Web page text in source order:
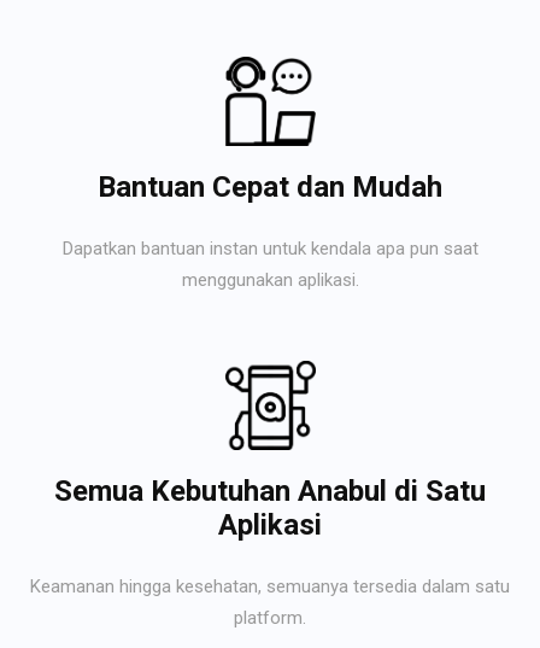
Bantuan Cepat dan Mudah
Dapatkan bantuan instan untuk kendala apa pun saat
menggunakan aplikasi.
Semua Kebutuhan Anabul di Satu
Aplikasi
Keamanan hingga kesehatan, semuanya tersedia dalam satu
platform.